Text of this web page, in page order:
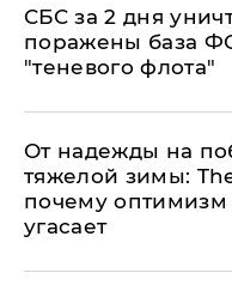
СБС за 2 дня
поражены база
"теневого флота"
От надежды на
тяжелой зимы:
почему оптимизм
угасает